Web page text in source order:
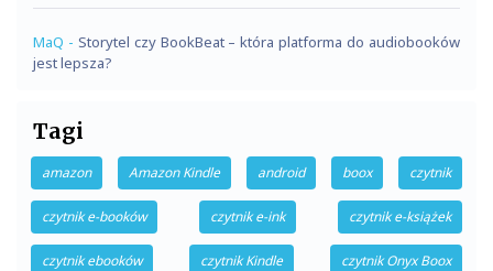
MaQ - Storytel czy BookBeat – która platforma do audiobooków
jest lepsza?
Tagi
amazon Amazon Kindle android boox czytnik
czytnik e-booków czytnik e-ink czytnik e-książek
czytnik ebooków czytnik Kindle czytnik Onyx Boox